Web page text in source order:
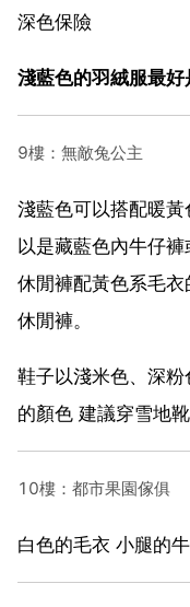
深色保險
淺藍色的羽絨服最
9樓：無敵兔公主
淺藍色可以搭配暖
以是藏藍色內牛仔
休閒褲配黃色系毛
休閒褲。
鞋子以淺米色、深
的顏色 建議穿雪地靴
10樓：都市果園傢俱
白色的毛衣 小腿的